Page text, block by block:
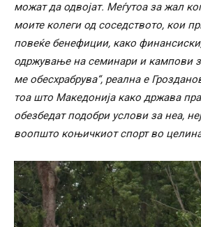
можат да одвојат. Меѓутоа за жал
моите колеги од соседството, кои
повеќе бенефиции, како
одржување на семинари и кампови
ме обесхрабрува“, реална е
тоа што Македонија како држава
обезбедат подобри услови за неа,
воопшто коњичкиот спорт во